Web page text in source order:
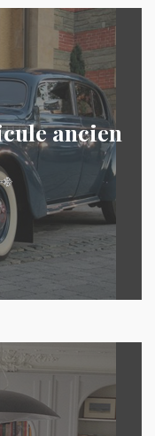
ancien